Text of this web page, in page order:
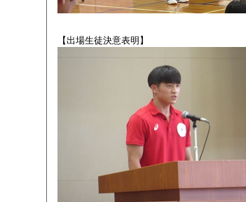
【出場生徒決意表明】